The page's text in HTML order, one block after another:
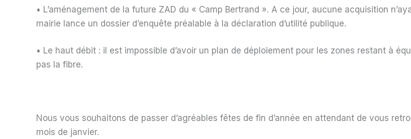
• L’aménagement de la future ZAD du « Camp Bertrand ». A ce jour, aucune acquisition
mairie lance un dossier d’enquête préalable à la déclaration d’utilité publique.
• Le haut débit : il est impossible d’avoir un plan de déploiement pour les zones restant à
pas la fibre.
Nous vous souhaitons de passer d’agréables fêtes de fin d’année en attendant de vous
mois de janvier.